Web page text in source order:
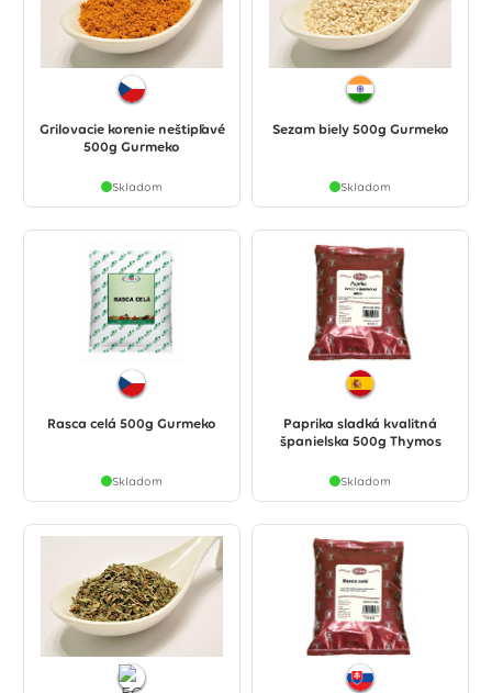
Grilovacie korenie neštipľavé
500g Gurmeko
Skladom
Sezam biely 500g Gurmeko
Skladom
Rasca celá 500g Gurmeko
Skladom
Paprika sladká kvalitná
španielska 500g Thymos
Skladom